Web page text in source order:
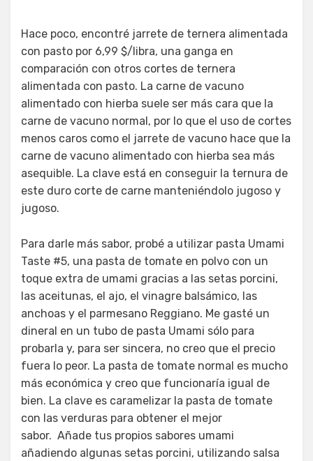
Hace poco, encontré jarrete de ternera alimentada
con pasto por 6,99 $/libra, una ganga en
comparación con otros cortes de ternera
alimentada con pasto. La carne de vacuno
alimentado con hierba suele ser más cara que la
carne de vacuno normal, por lo que el uso de cortes
menos caros como el jarrete de vacuno hace que la
carne de vacuno alimentado con hierba sea más
asequible. La clave está en conseguir la ternura de
este duro corte de carne manteniéndolo jugoso y
jugoso.
Para darle más sabor, probé a utilizar pasta Umami
Taste #5, una pasta de tomate en polvo con un
toque extra de umami gracias a las setas porcini,
las aceitunas, el ajo, el vinagre balsámico, las
anchoas y el parmesano Reggiano. Me gasté un
dineral en un tubo de pasta Umami sólo para
probarla y, para ser sincera, no creo que el precio
fuera lo peor. La pasta de tomate normal es mucho
más económica y creo que funcionaría igual de
bien. La clave es caramelizar la pasta de tomate
con las verduras para obtener el mejor
sabor. Añade tus propios sabores umami
añadiendo algunas setas porcini, utilizando salsa